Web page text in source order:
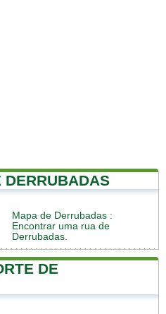
DERRUBADAS
Mapa de Derrubadas :
Encontrar uma rua de
Derrubadas.
DE